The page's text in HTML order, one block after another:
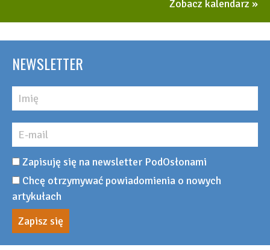
Zobacz kalendarz
NEWSLETTER
Zapisuję się na newsletter PodOsłonami
Chcę otrzymywać powiadomienia o nowych
artykułach